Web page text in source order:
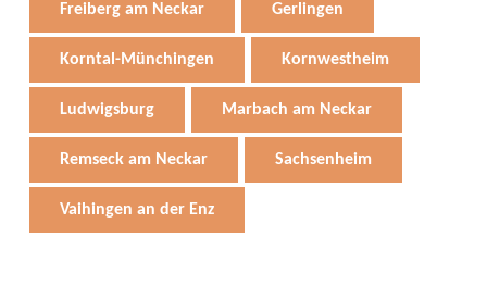
Freiberg am Neckar Gerlingen
Korntal-Münchingen Kornwestheim
Ludwigsburg Marbach am Neckar
Remseck am Neckar Sachsenheim
Vaihingen an der Enz